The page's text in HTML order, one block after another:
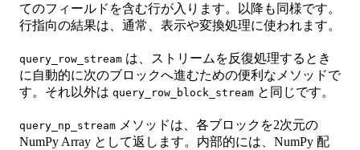
てのフィールドを含む行が入ります。以降も同様です。
行指向の結果は、通常、表示や変換処理に使われます。
query_row_stream は、ストリームを反復処理するとき
に自動的に次のブロックへ進むための便利なメソッドで
す。それ以外は query_row_block_stream と同じです。
query_np_stream メソッドは、各ブロックを2次元の
NumPy Array として返します。内部的には、NumPy 配